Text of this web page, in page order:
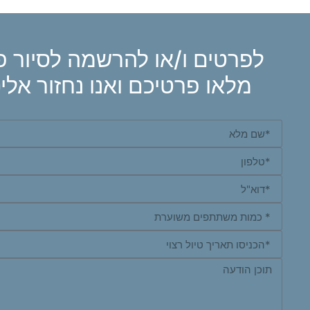
לפרטים ו/או להרשמה לסיור
מלאו פרטיכם ואנו נחזור